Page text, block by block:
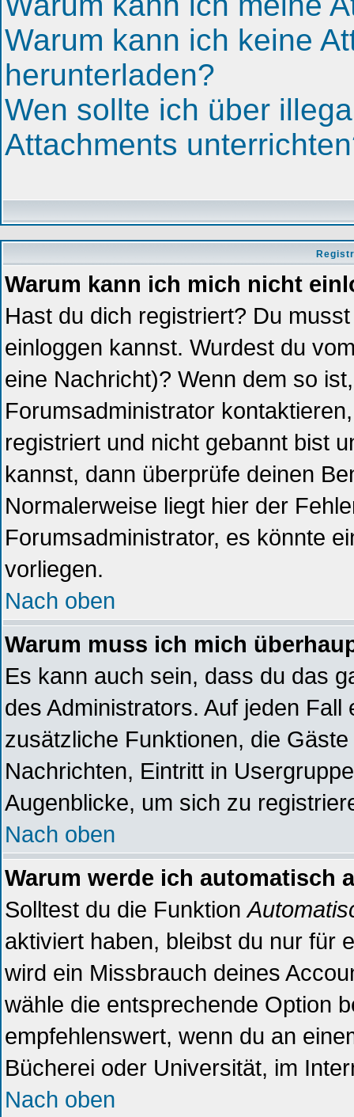
Warum kann ich keine
herunterladen?
Wen sollte ich über
Attachments
Warum kann ich mich nicht
Hast du dich registriert? Du
einloggen kannst. Wurdest du
eine Nachricht)? Wenn dem so
Forumsadministrator
registriert und nicht gebannt bist
kannst, dann überprüfe deinen
Normalerweise liegt hier der
Forumsadministrator, es könnte
vorliegen.
Nach oben
Warum muss ich mich
Es kann auch sein, dass du das
des Administrators. Auf jeden
zusätzliche Funktionen, die
Nachrichten, Eintritt in
Augenblicke, um sich zu
Nach oben
Warum werde ich automatisch
Solltest du die Funktion
aktiviert haben, bleibst du nur für
wird ein Missbrauch deines
wähle die entsprechende Option
empfehlenswert, wenn du an
Bücherei oder Universität, im
Nach oben